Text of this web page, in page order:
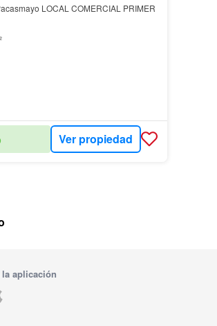
LOCAL COMERCIAL PRIMER
Ver propiedad
la aplicación